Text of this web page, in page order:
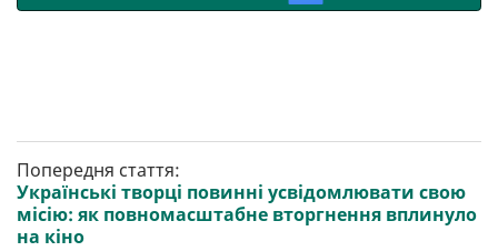
Попередня стаття:
Українські творці повинні усвідомлювати свою
місію: як повномасштабне вторгнення вплинуло
на кіно